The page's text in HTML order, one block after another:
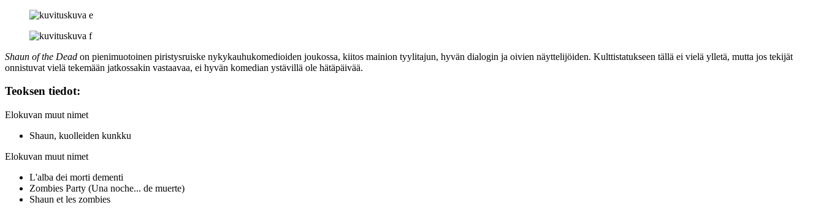
Shaun of the Dead on pienimuotoinen piristysruiske nykykauhukomedioiden joukossa, kiitos mainion tyylitajun, hyvän dialogin ja oivien näyttelijöiden. Kulttistatukseen tällä ei vielä ylletä, mutta jos tekijät
onnistuvat vielä tekemään jatkossakin vastaavaa, ei hyvän komedian ystävillä ole hätäpäivää.
Teoksen tiedot:
Elokuvan muut nimet
Shaun, kuolleiden kunkku
Elokuvan muut nimet
L'alba dei morti dementi
Zombies Party (Una noche... de muerte)
Shaun et les zombies